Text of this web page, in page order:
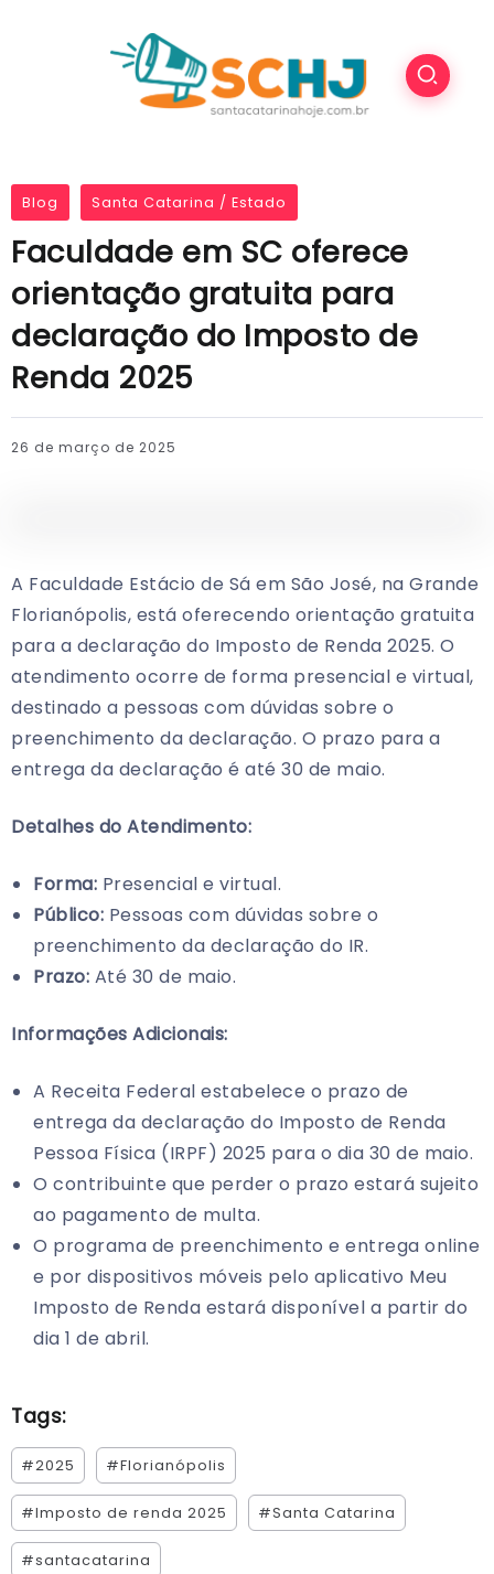
Blog Santa Catarina / Estado
Faculdade em SC oferece
orientação gratuita para
declaração do Imposto de
Renda 2025
26 de março de 2025
A Faculdade Estácio de Sá em São José, na Grande
Florianópolis, está oferecendo orientação gratuita
para a declaração do Imposto de Renda 2025. O
atendimento ocorre de forma presencial e virtual,
destinado a pessoas com dúvidas sobre o
preenchimento da declaração. O prazo para a
entrega da declaração é até 30 de maio.
Detalhes do Atendimento:
Forma: Presencial e virtual.
Público: Pessoas com dúvidas sobre o
preenchimento da declaração do IR.
Prazo: Até 30 de maio.
Informações Adicionais:
A Receita Federal estabelece o prazo de
entrega da declaração do Imposto de Renda
Pessoa Física (IRPF) 2025 para o dia 30 de maio.
O contribuinte que perder o prazo estará sujeito
ao pagamento de multa.
O programa de preenchimento e entrega online
e por dispositivos móveis pelo aplicativo Meu
Imposto de Renda estará disponível a partir do
dia 1 de abril.
Tags:
#2025 #Florianópolis
#Imposto de renda 2025 #Santa Catarina
#santacatarina